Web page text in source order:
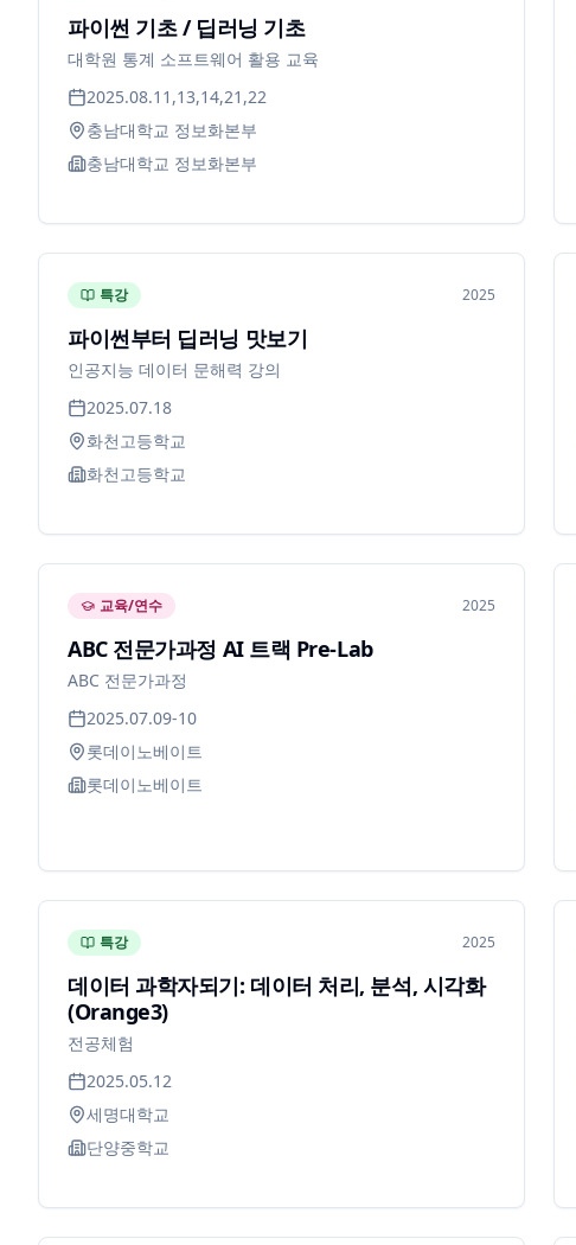
파이썬 기초 / 딥러닝 기초
대학원 통계 소프트웨어 활용 교육
2025.08.11,13,14,21,22
충남대학교 정보화본부
충남대학교 정보화본부
특강 2025
파이썬부터 딥러닝 맛보기
인공지능 데이터 문해력 강의
2025.07.18
화천고등학교
화천고등학교
교육/연수 2025
ABC 전문가과정 AI 트랙 Pre-Lab
ABC 전문가과정
2025.07.09-10
롯데이노베이트
롯데이노베이트
특강 2025
데이터 과학자되기: 데이터 처리, 분석, 시각화
(Orange3)
전공체험
2025.05.12
세명대학교
단양중학교